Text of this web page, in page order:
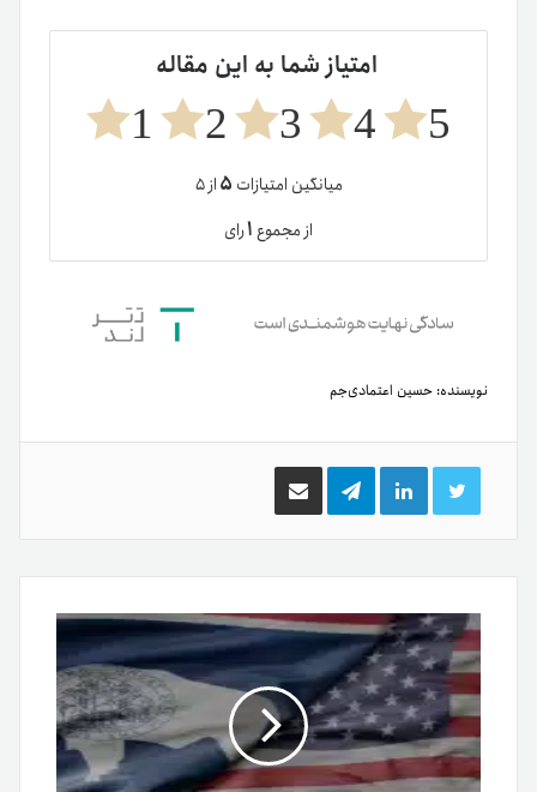
امتیاز شما به این مقاله
5
4
3
2
1
میانگین امتیازات ۵از ۵
از مجموع۱رای
نویسنده: حسین اعتمادی‌جم
توییتر لینکدینتلگرام اشتراک
گذاری
ایمیل